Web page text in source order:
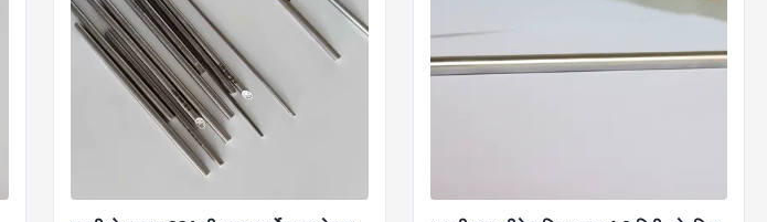
standard of IEC and GB Solution heat
treatment:Improve the strength,
Certificate: ISO Making sample time